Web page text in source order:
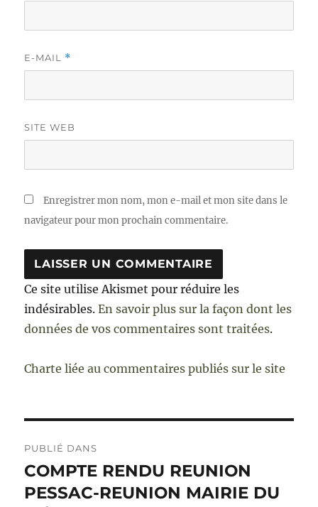
E-MAIL *
SITE WEB
Enregistrer mon nom, mon e-mail et mon site dans le
navigateur pour mon prochain commentaire.
Ce site utilise Akismet pour réduire les
indésirables.En savoir plus sur la façon dont les
données de vos commentaires sont traitées.
Charte liée au commentaires publiés sur le site
de
l’article
PUBLIÉ DANS
COMPTE RENDU REUNION
PESSAC-REUNION MAIRIE DU